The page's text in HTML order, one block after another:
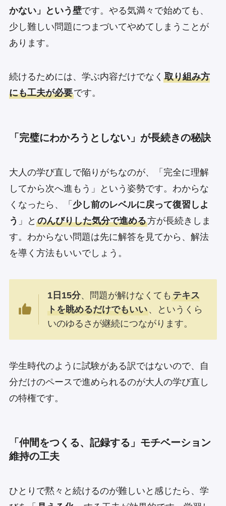
かない」という壁です。やる気満々で始めても、
少し難しい問題につまづいてやめてしまうことが
あります。
続けるためには、学ぶ内容だけでなく 取り組み方
にも工夫が必要です。
「完璧にわかろうとしない」が長続きの秘訣
大人の学び直しで陥りがちなのが、「完全に理解
してから次へ進もう」という姿勢です。わからな
くなったら、「 少し前のレベルに戻って復習しよ
う 」と のんびりした気分で進める方が長続きしま
す。わからない問題は先に解答を見てから、解法
を導く方法もいいでしょう。
1日15分、問題が解けなくてもテキス
トを眺めるだけでもいい、というくら
いのゆるさが継続につながります。
学生時代のように試験がある訳ではないので、自
分だけのペースで進められるのが大人の学び直し
の特権です。
「仲間をつくる、記録する」モチベーション
維持の工夫
ひとりで黙々と続けるのが難しいと感じたら、学